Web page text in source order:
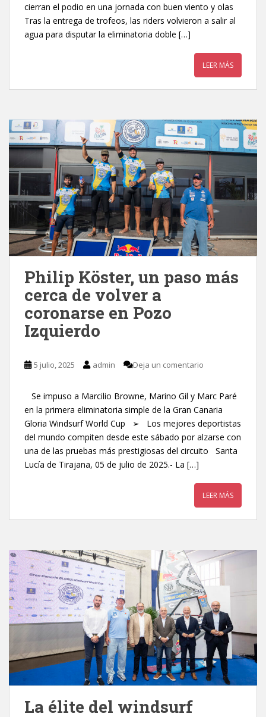
cierran el podio en una jornada con buen viento y olas
Tras la entrega de trofeos, las riders volvieron a salir al
agua para disputar la eliminatoria doble […]
LEER MÁS
Philip Köster, un paso más
cerca de volver a
coronarse en Pozo
Izquierdo
5 julio, 2025 admin Deja un comentario
Se impuso a Marcilio Browne, Marino Gil y Marc Paré
en la primera eliminatoria simple de la Gran Canaria
Gloria Windsurf World Cup ➢ Los mejores deportistas
del mundo compiten desde este sábado por alzarse con
una de las pruebas más prestigiosas del circuito Santa
Lucía de Tirajana, 05 de julio de 2025.- La […]
LEER MÁS
La élite del windsurf